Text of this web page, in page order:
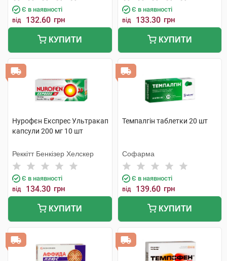
Є в наявності
від 132.60 грн
КУПИТИ
Є в наявності
від 133.30 грн
КУПИТИ
Нурофєн Експрес Ультракап
капсули 200 мг 10 шт
Реккітт Бенкізер Хелскер
Є в наявності
від 134.30 грн
КУПИТИ
Темпалгін таблетки 20 шт
Софарма
Є в наявності
від 139.60 грн
КУПИТИ